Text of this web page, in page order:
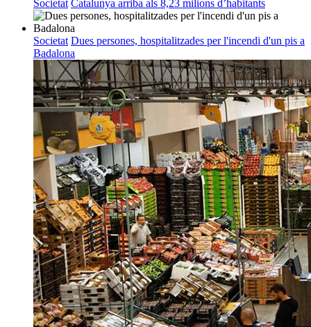
Societat Catalunya arriba als 8,23 milions d’habitants
Societat Dues persones, hospitalitzades per l'incendi d'un pis a
Badalona